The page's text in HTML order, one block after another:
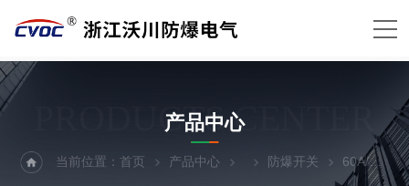
PRODUCTS CENTER
产品中心
当前位置：首页 产品中心 防爆开关 60A/三相四线防爆开关箱（装断路器）